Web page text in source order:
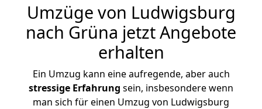
Umzüge von Ludwigsburg
nach Grüna jetzt Angebote
erhalten
Ein Umzug kann eine aufregende, aber auch
stressige Erfahrung sein, insbesondere wenn
man sich für einen Umzug von Ludwigsburg